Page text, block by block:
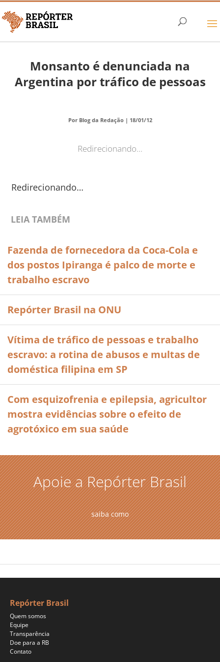
Monsanto é denunciada na
Argentina por tráfico de pessoas
Por Blog da Redação | 18/01/12
Redirecionando…
Redirecionando…
LEIA TAMBÉM
Fazenda de fornecedora da Coca-Cola e
dos postos Ipiranga é palco de morte e
trabalho escravo
Repórter Brasil na ONU
Vítima de tráfico de pessoas e trabalho
escravo: a rotina de abusos e multas de
doméstica filipina em SP
Com esquizofrenia e epilepsia, agricultor
mostra evidências sobre o efeito de
agrotóxico em sua saúde
Apoie a Repórter Brasil
saiba como
Repórter Brasil
Quem somos
Equipe
Transparência
Doe para a RB
Contato